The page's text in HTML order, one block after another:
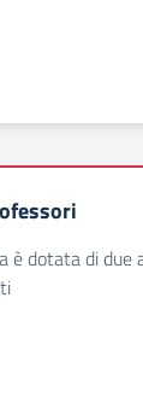
è dotata di